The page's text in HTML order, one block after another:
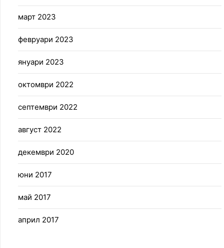
март 2023
февруари 2023
януари 2023
октомври 2022
септември 2022
август 2022
декември 2020
юни 2017
май 2017
април 2017